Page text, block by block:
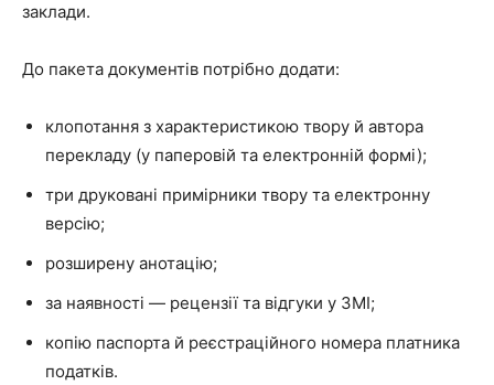
заклади.
До пакета документів потрібно додати:
клопотання з характеристикою твору й автора
перекладу (у паперовій та електронній формі);
три друковані примірники твору та електронну
версію;
розширену анотацію;
за наявності — рецензії та відгуки у ЗМІ;
копію паспорта й реєстраційного номера платника
податків.